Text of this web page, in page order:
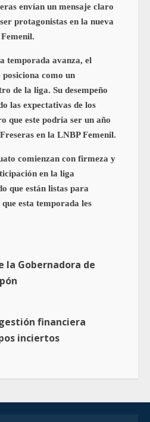
envían un mensaje claro
protagonistas en la nueva
temporada avanza, el
como un
de la liga. Su desempeño
las expectativas de los
que este podría ser un año
en la LNBP Femenil.
comienzan con firmeza y
en la liga
que están listas para
esta temporada les
la Gobernadora de
financiera
inciertos